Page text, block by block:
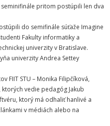
pritom postúpili len dva
do semifinále súťaže Imagine
Fakulty informatiky a
univerzity v Bratislave.
univerzity Andrea Settey
FIIT STU – Monika Filipčíková,
ktorých vedie pedagóg Jakub
ktorý má odhaliť hanlivé a
v médiách alebo na